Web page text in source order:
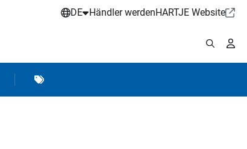
DE Händler werdenHARTJE Website
MarketingMarken